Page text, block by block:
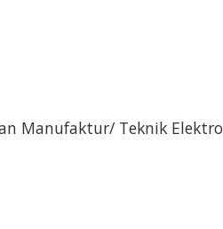
Manufaktur/ Teknik Elektro